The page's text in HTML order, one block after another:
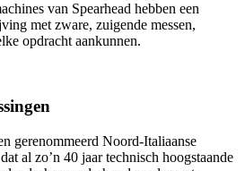
van Spearhead hebben een
met zware, zuigende messen,
opdracht aankunnen.
gerenommeerd Noord-Italiaanse
al zo’n 40 jaar technisch hoogstaande